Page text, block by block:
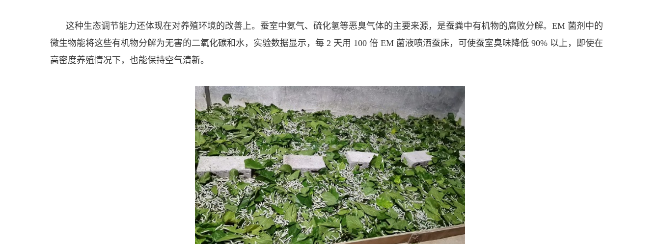
这种生态调节能力还体现在对养殖环境的改善上。蚕室中氨气、硫化氢等恶臭气体的主要来源，是蚕粪中有机物的腐败分解。EM 菌剂中的
微生物能将这些有机物分解为无害的二氧化碳和水，实验数据显示，每 2 天用 100 倍 EM 菌液喷洒蚕床，可使蚕室臭味降低 90% 以上，即使在
高密度养殖情况下，也能保持空气清新。